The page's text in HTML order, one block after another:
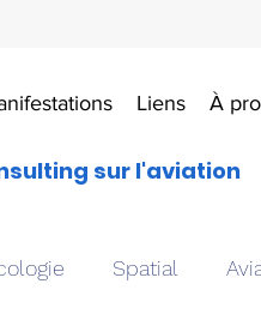
Liens À
sur l'aviation
Spatial